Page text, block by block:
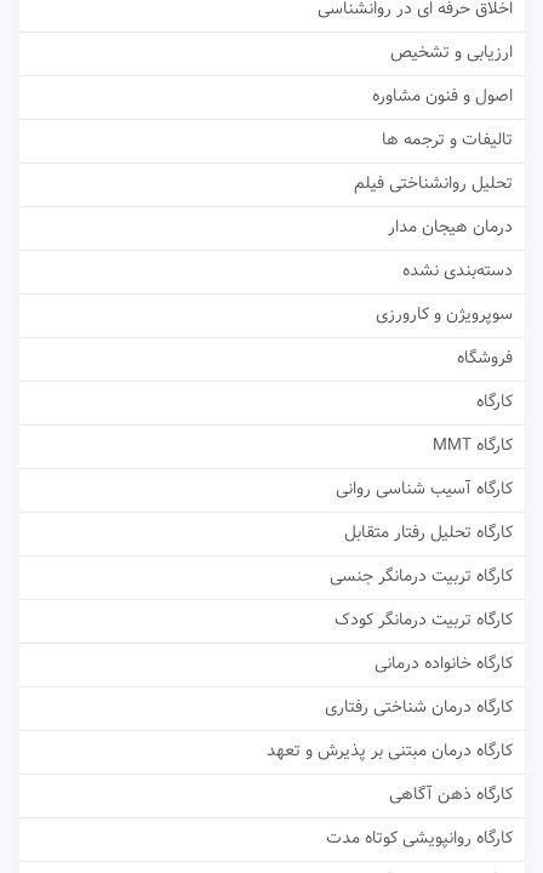
اخلاق حرفه ای در روانشناسی
ارزیابی و تشخیص
اصول و فنون مشاوره
تالیفات و ترجمه ها
تحلیل روانشناختی فیلم
درمان هیجان مدار
دسته‌بندی نشده
سوپرویژن و کارورزی
فروشگاه
کارگاه
کارگاه MMT
کارگاه آسیب شناسی روانی
کارگاه تحلیل رفتار متقابل
کارگاه تربیت درمانگر جنسی
کارگاه تربیت درمانگر کودک
کارگاه خانواده درمانی
کارگاه درمان شناختی رفتاری
کارگاه درمان مبتنی بر پذیرش و تعهد
کارگاه ذهن آگاهی
کارگاه روانپویشی کوتاه مدت